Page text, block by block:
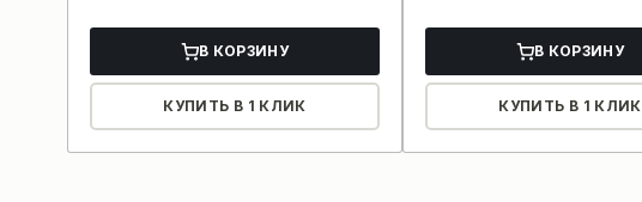
В КОРЗИНУ
КУПИТЬ В 1 КЛИК
В КОРЗИНУ
КУПИТЬ В 1 КЛИК